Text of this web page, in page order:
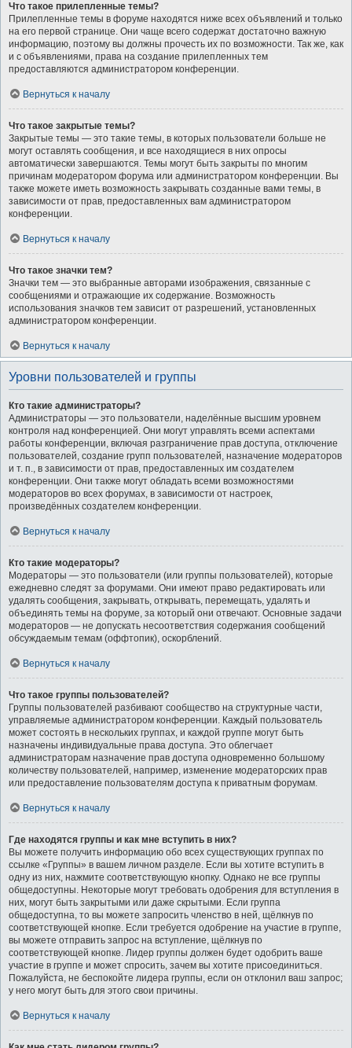
Что такое прилепленные темы?
Прилепленные темы в форуме находятся ниже всех объявлений и только
на его первой странице. Они чаще всего содержат достаточно важную
информацию, поэтому вы должны прочесть их по возможности. Так же, как
и с объявлениями, права на создание прилепленных тем
предоставляются администратором конференции.
Вернуться к началу
Что такое закрытые темы?
Закрытые темы — это такие темы, в которых пользователи больше не
могут оставлять сообщения, и все находящиеся в них опросы
автоматически завершаются. Темы могут быть закрыты по многим
причинам модератором форума или администратором конференции. Вы
также можете иметь возможность закрывать созданные вами темы, в
зависимости от прав, предоставленных вам администратором
конференции.
Вернуться к началу
Что такое значки тем?
Значки тем — это выбранные авторами изображения, связанные с
сообщениями и отражающие их содержание. Возможность
использования значков тем зависит от разрешений, установленных
администратором конференции.
Вернуться к началу
Уровни пользователей и группы
Кто такие администраторы?
Администраторы — это пользователи, наделённые высшим уровнем
контроля над конференцией. Они могут управлять всеми аспектами
работы конференции, включая разграничение прав доступа, отключение
пользователей, создание групп пользователей, назначение модераторов
и т. п., в зависимости от прав, предоставленных им создателем
конференции. Они также могут обладать всеми возможностями
модераторов во всех форумах, в зависимости от настроек,
произведённых создателем конференции.
Вернуться к началу
Кто такие модераторы?
Модераторы — это пользователи (или группы пользователей), которые
ежедневно следят за форумами. Они имеют право редактировать или
удалять сообщения, закрывать, открывать, перемещать, удалять и
объединять темы на форуме, за который они отвечают. Основные задачи
модераторов — не допускать несоответствия содержания сообщений
обсуждаемым темам (оффтопик), оскорблений.
Вернуться к началу
Что такое группы пользователей?
Группы пользователей разбивают сообщество на структурные части,
управляемые администратором конференции. Каждый пользователь
может состоять в нескольких группах, и каждой группе могут быть
назначены индивидуальные права доступа. Это облегчает
администраторам назначение прав доступа одновременно большому
количеству пользователей, например, изменение модераторских прав
или предоставление пользователям доступа к приватным форумам.
Вернуться к началу
Где находятся группы и как мне вступить в них?
Вы можете получить информацию обо всех существующих группах по
ссылке «Группы» в вашем личном разделе. Если вы хотите вступить в
одну из них, нажмите соответствующую кнопку. Однако не все группы
общедоступны. Некоторые могут требовать одобрения для вступления в
них, могут быть закрытыми или даже скрытыми. Если группа
общедоступна, то вы можете запросить членство в ней, щёлкнув по
соответствующей кнопке. Если требуется одобрение на участие в группе,
вы можете отправить запрос на вступление, щёлкнув по
соответствующей кнопке. Лидер группы должен будет одобрить ваше
участие в группе и может спросить, зачем вы хотите присоединиться.
Пожалуйста, не беспокойте лидера группы, если он отклонил ваш запрос;
у него могут быть для этого свои причины.
Вернуться к началу